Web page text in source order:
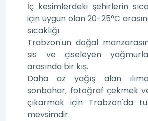
İç kesimlerdeki şehirlerin
için uygun olan 20-25°C
sıcaklığı.
Trabzon'un doğal
sis ve çiseleyen
arasında bir kış.
Daha az yağış alan
sonbahar, fotoğraf çekmek
çıkarmak için Trabzon'da
mevsimdir.